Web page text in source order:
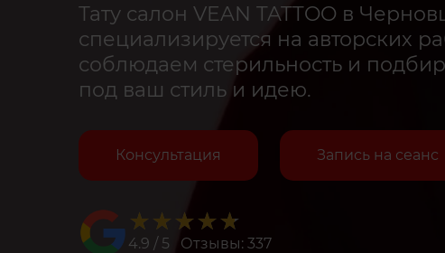
Тату салон VEAN TATTOO в
специализируется на авторских
соблюдаем стерильность и
под ваш стиль и идею.
Консультация Запись на сеанс
★★★★★
★★★★★
4.9 / 5 Отзывы: 337